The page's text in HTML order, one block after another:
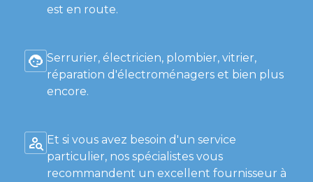
est en route.
Serrurier, électricien, plombier, vitrier,
réparation d'électroménagers et bien plus
encore.
Et si vous avez besoin d'un service
particulier, nos spécialistes vous
recommandent un excellent fournisseur à